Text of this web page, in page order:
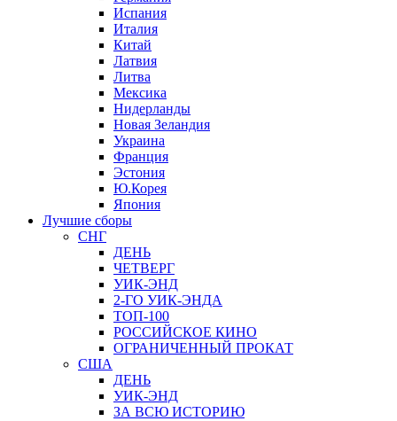
Испания
Италия
Китай
Латвия
Литва
Мексика
Нидерланды
Новая Зеландия
Украина
Франция
Эстония
Ю.Корея
Япония
Лучшие сборы
СНГ
ДЕНЬ
ЧЕТВЕРГ
УИК-ЭНД
2-ГО УИК-ЭНДА
ТОП-100
РОССИЙСКОЕ КИНО
ОГРАНИЧЕННЫЙ ПРОКАТ
США
ДЕНЬ
УИК-ЭНД
ЗА ВСЮ ИСТОРИЮ